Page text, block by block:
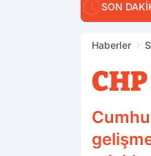
SON
Haberler